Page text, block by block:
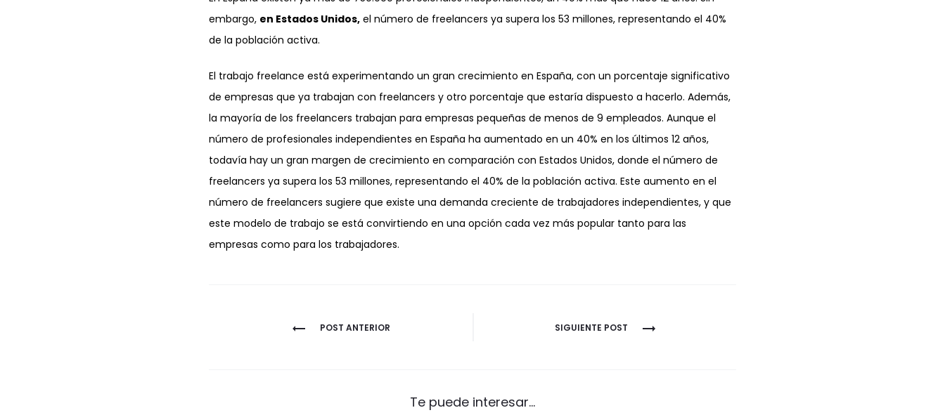
embargo, en Estados Unidos, el número de freelancers ya supera los 53 millones, representando el 40%
de la población activa.
El trabajo freelance está experimentando un gran crecimiento en España, con un porcentaje significativo
de empresas que ya trabajan con freelancers y otro porcentaje que estaría dispuesto a hacerlo. Además,
la mayoría de los freelancers trabajan para empresas pequeñas de menos de 9 empleados. Aunque el
número de profesionales independientes en España ha aumentado en un 40% en los últimos 12 años,
todavía hay un gran margen de crecimiento en comparación con Estados Unidos, donde el número de
freelancers ya supera los 53 millones, representando el 40% de la población activa. Este aumento en el
número de freelancers sugiere que existe una demanda creciente de trabajadores independientes, y que
este modelo de trabajo se está convirtiendo en una opción cada vez más popular tanto para las
empresas como para los trabajadores.
NavegaciónPOST ANTERIOR SIGUIENTE POST
Te puede interesar...